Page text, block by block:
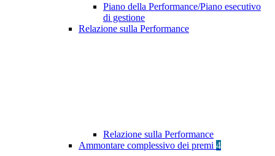
Piano della Performance/Piano esecutivo
di gestione
Relazione sulla Performance
Relazione sulla Performance
Ammontare complessivo dei premi 4